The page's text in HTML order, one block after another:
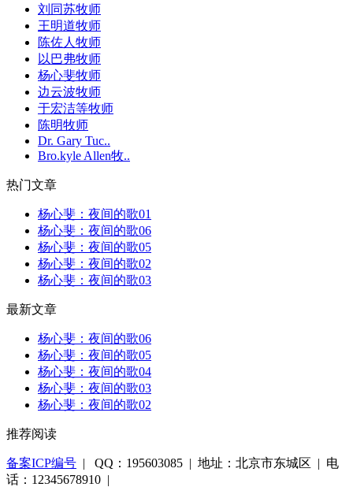
刘同苏牧师
王明道牧师
陈佐人牧师
以巴弗牧师
杨心斐牧师
边云波牧师
于宏洁等牧师
陈明牧师
Dr. Gary Tuc..
Bro.kyle Allen牧..
热门文章
杨心斐：夜间的歌01
杨心斐：夜间的歌06
杨心斐：夜间的歌05
杨心斐：夜间的歌02
杨心斐：夜间的歌03
最新文章
杨心斐：夜间的歌06
杨心斐：夜间的歌05
杨心斐：夜间的歌04
杨心斐：夜间的歌03
杨心斐：夜间的歌02
推荐阅读
备案ICP编号 | QQ：195603085 | 地址：北京市东城区 | 电
话：12345678910 |